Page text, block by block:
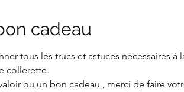
cadeau
tous les trucs et astuces nécessaires à
collerette.
ou un bon cadeau , merci de faire